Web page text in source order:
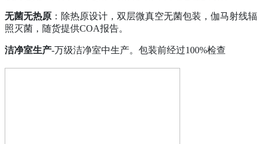
无菌无热原 ：除热原设计，双层微真空无菌包装，伽马射线辐
照灭菌，随货提供COA报告。
洁净室生产-万级洁净室中生产。包装前经过100%检查